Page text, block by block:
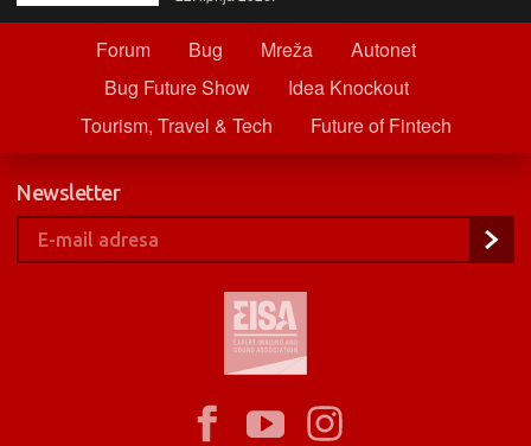
Forum Bug Mreža
Autonet
Bug Future Show
Idea Knockout
Tourism, Travel & Tech
Future of Fintech
Newsletter